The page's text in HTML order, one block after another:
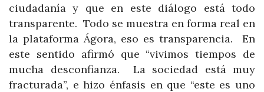
ciudadanía y que en este diálogo está todo
transparente. Todo se muestra en forma real en
la plataforma Ágora, eso es transparencia. En
este sentido afirmó que “vivimos tiempos de
mucha desconfianza. La sociedad está muy
fracturada”, e hizo énfasis en que “este es uno